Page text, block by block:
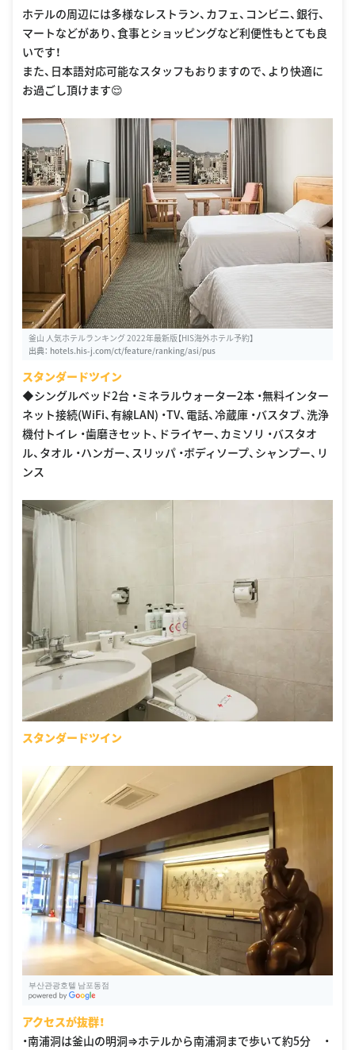
ホテルの周辺には多様なレストラン、カフェ、コンビニ、銀行、
マートなどがあり、食事とショッピングなど利便性もとても良
いです！
また、日本語対応可能なスタッフもおりますので、より快適に
お過ごし頂けます😌
釜山 人気ホテルランキング 2022年最新版【HIS海外ホテル予約】
出典： hotels.his-j.com/ct/feature/ranking/asi/pus
スタンダードツイン
◆シングルベッド2台 ・ミネラルウォーター2本 ・無料インター
ネット接続(WiFi、有線LAN) ・TV、電話、冷蔵庫 ・バスタブ、洗浄
機付トイレ ・歯磨きセット、ドライヤー、カミソリ ・バスタオ
ル、タオル ・ハンガー、スリッパ ・ボディソープ、シャンプー、リ
ンス
スタンダードツイン
부산관광호텔 남포동점
アクセスが抜群！
・南浦洞は釜山の明洞⇒ホテルから南浦洞まで歩いて約5分 ・